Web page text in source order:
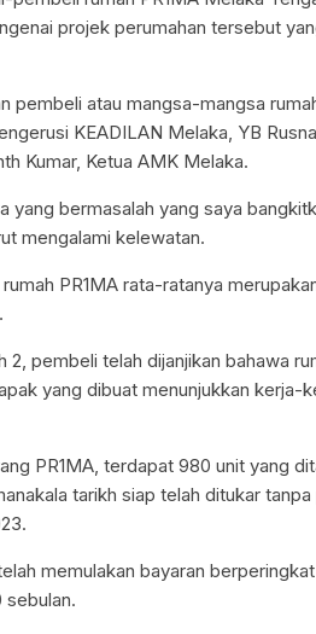
projek perumahan tersebut
pembeli atau mangsa-mangsa
KEADILAN Melaka, YB
Kumar, Ketua AMK Melaka.
yang bermasalah yang saya
mengalami kelewatan.
PR1MA rata-ratanya
2, pembeli telah dijanjikan bahawa
yang dibuat menunjukkan kerja-
PR1MA, terdapat 980 unit yang
tarikh siap telah ditukar
memulakan bayaran